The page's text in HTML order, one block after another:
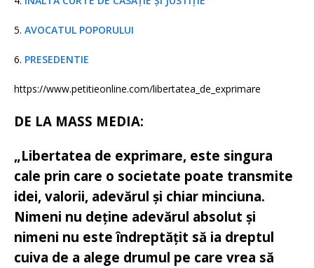
5. AVOCATUL POPORULUI
6. PRESEDENTIE
https://www.petitieonline.com/libertatea_de_exprimare
DE LA MASS MEDIA:
„Libertatea de exprimare, este singura
cale prin care o societate poate transmite
idei, valorii, adevărul și chiar minciuna.
Nimeni nu deține adevărul absolut și
nimeni nu este îndreptățit să ia dreptul
cuiva de a alege drumul pe care vrea să